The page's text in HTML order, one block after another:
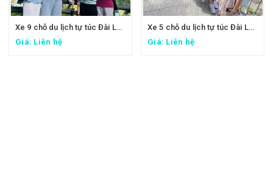
Xe 9 chỗ du lịch tự túc Đài Loan - Xe đi Taipei 101, lâu đài Mr. Brown, ngắm đảo Rùa Nghi Lan
Giá: Liên hệ
Xe 5 chỗ du lịch tự túc Đài Loan - Xe đi Thập Phần, Cửu Phần
Giá: Liên hệ